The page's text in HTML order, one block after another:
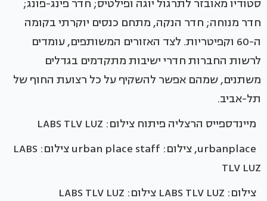
סטודיו מאובזר לתרגול יוגה ופילטיס; חדר פינג-פונג;
חדר מנוחה; חדר הנקה, מתחם כנסים יוקרתי בקומה
ה-60 וקפיטריות. לצד האזורים המשותפים, עומדים
לרשות החברות חדרי ישיבות מתקדמים בגדלים
משתנים, שמהם אפשר להשקיף על כל רצועת החוף של
תל-אביב.
מיינדספייס הרצליה פיתוח צילום: LABS TLV LUZ
urbanplace, צילום: urban place staff צילום: LABS
TLV LUZ
צילום: LABS TLV LUZ צילום: LABS TLV LUZ